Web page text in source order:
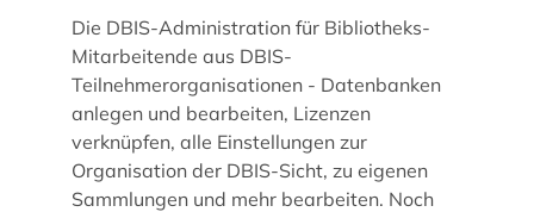
Die DBIS-Administration für Bibliotheks-
Mitarbeitende aus DBIS-
Teilnehmerorganisationen - Datenbanken
anlegen und bearbeiten, Lizenzen
verknüpfen, alle Einstellungen zur
Organisation der DBIS-Sicht, zu eigenen
Sammlungen und mehr bearbeiten. Noch